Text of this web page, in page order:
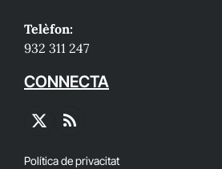
Telèfon:
932 311 247
CONNECTA
X
RSS
Política de privacitat